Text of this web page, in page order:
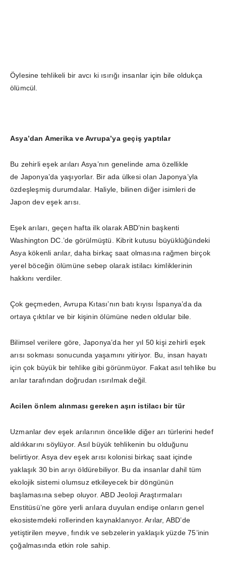
Öylesine tehlikeli bir avcı ki ısırığı insanlar için bile oldukça
ölümcül.
Asya’dan Amerika ve Avrupa’ya geçiş yaptılar
Bu zehirli eşek arıları Asya’nın genelinde ama özellikle
de Japonya’da yaşıyorlar. Bir ada ülkesi olan Japonya’yla
özdeşleşmiş durumdalar. Haliyle, bilinen diğer isimleri de
Japon dev eşek arısı.
Eşek arıları, geçen hafta ilk olarak ABD’nin başkenti
Washington DC.’de görülmüştü. Kibrit kutusu büyüklüğündeki
Asya kökenli arılar, daha birkaç saat olmasına rağmen birçok
yerel böceğin ölümüne sebep olarak istilacı kimliklerinin
hakkını verdiler.
Çok geçmeden, Avrupa Kıtası’nın batı kıyısı İspanya’da da
ortaya çıktılar ve bir kişinin ölümüne neden oldular bile.
Bilimsel verilere göre, Japonya’da her yıl 50 kişi zehirli eşek
arısı sokması sonucunda yaşamını yitiriyor. Bu, insan hayatı
için çok büyük bir tehlike gibi görünmüyor. Fakat asıl tehlike bu
arılar tarafından doğrudan ısırılmak değil.
Acilen önlem alınması gereken aşırı istilacı bir tür
Uzmanlar dev eşek arılarının öncelikle diğer arı türlerini hedef
aldıkkarını söylüyor. Asıl büyük tehlikenin bu olduğunu
belirtiyor. Asya dev eşek arısı kolonisi birkaç saat içinde
yaklaşık 30 bin arıyı öldürebiliyor. Bu da insanlar dahil tüm
ekolojik sistemi olumsuz etkileyecek bir döngünün
başlamasına sebep oluyor. ABD Jeoloji Araştırmaları
Enstitüsü’ne göre yerli arılara duyulan endişe onların genel
ekosistemdeki rollerinden kaynaklanıyor. Arılar, ABD’de
yetiştirilen meyve, fındık ve sebzelerin yaklaşık yüzde 75’inin
çoğalmasında etkin role sahip.